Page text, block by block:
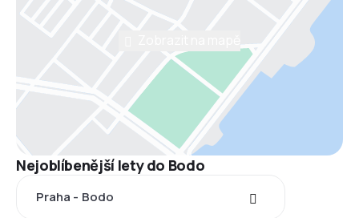
Nejoblíbenější lety do Bodo
Praha - Bodo